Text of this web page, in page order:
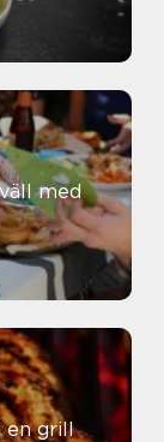
med
en grill